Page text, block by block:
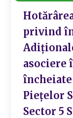
privind
asociere
Piețelor
Sector 5